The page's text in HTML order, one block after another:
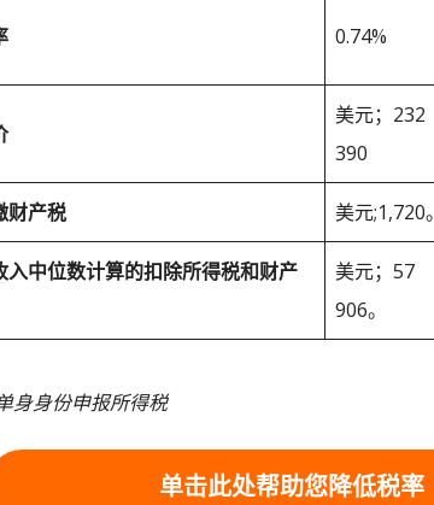
0.74%
美元；232
390
财产税 美元;1,720。
入中位数计算的扣除所得税和财产
美元；57
906。
身身份申报所得税
单击此处帮助您降低税率